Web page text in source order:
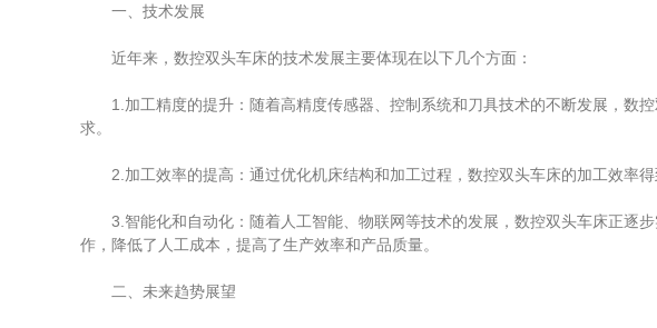
一、技术发展
近年来，数控双头车床的技术发展主要体现在以下几个方面：
1.加工精度的提升：随着高精度传感器、控制系统和刀具技术的不断发展，数
求。
2.加工效率的提高：通过优化机床结构和加工过程，数控双头车床的加工效率得
3.智能化和自动化：随着人工智能、物联网等技术的发展，数控双头车床正逐
作，降低了人工成本，提高了生产效率和产品质量。
二、未来趋势展望